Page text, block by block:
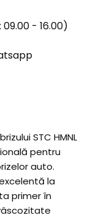
- 16.00)
STC HMNL
pentru
auto.
la
primer în